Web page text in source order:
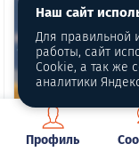
Профиль
Наш сайт
Для правильной
работы, сайт
Cookie, а так же
аналитики